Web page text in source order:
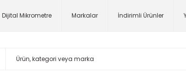
Dijital Mikrometre Markalar İndirimli Ürünler